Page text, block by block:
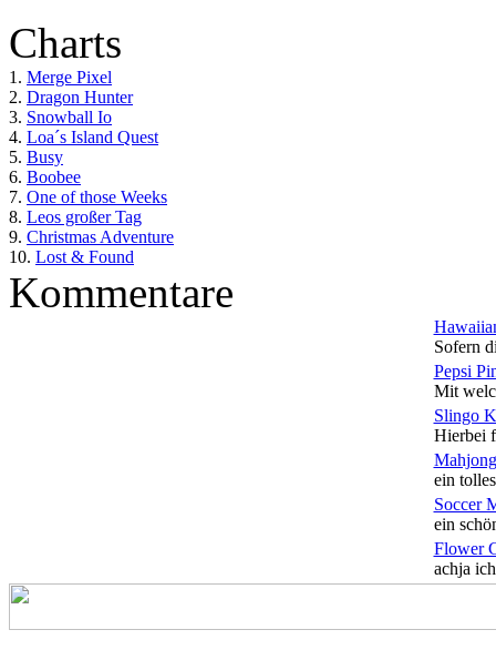
Charts
1. Merge Pixel
2. Dragon Hunter
3. Snowball Io
4. Loa´s Island Quest
5. Busy
6. Boobee
7. One of those Weeks
8. Leos großer Tag
9. Christmas Adventure
10. Lost & Found
Kommentare
Sofern
Pepsi
Mit
Slingo
Hierbei
ein
Soccer
ein
Flower
achja